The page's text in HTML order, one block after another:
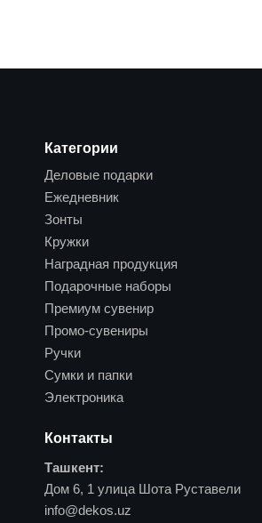
Категории
Деловые подарки
Ежедневник
Зонты
Кружки
Наградная продукция
Подарочные наборы
Премиум сувенир
Промо-сувениры
Ручки
Сумки и папки
Электроника
Контакты
Ташкент:
Дом 6, 1 улица Шота Руставели
info@dekos.uz